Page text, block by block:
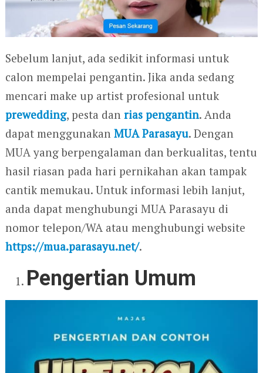
Sebelum lanjut, ada sedikit informasi untuk
calon mempelai pengantin. Jika anda sedang
mencari make up artist profesional untuk
prewedding, pesta dan rias pengantin. Anda
dapat menggunakan MUA Parasayu. Dengan
MUA yang berpengalaman dan berkualitas, tentu
hasil riasan pada hari pernikahan akan tampak
cantik memukau. Untuk informasi lebih lanjut,
anda dapat menghubungi MUA Parasayu di
nomor telepon/WA atau menghubungi website
https://mua.parasayu.net/.
Pengertian Umum